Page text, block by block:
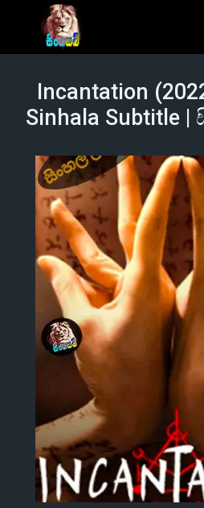
Incantation
Sinhala Subtitle |